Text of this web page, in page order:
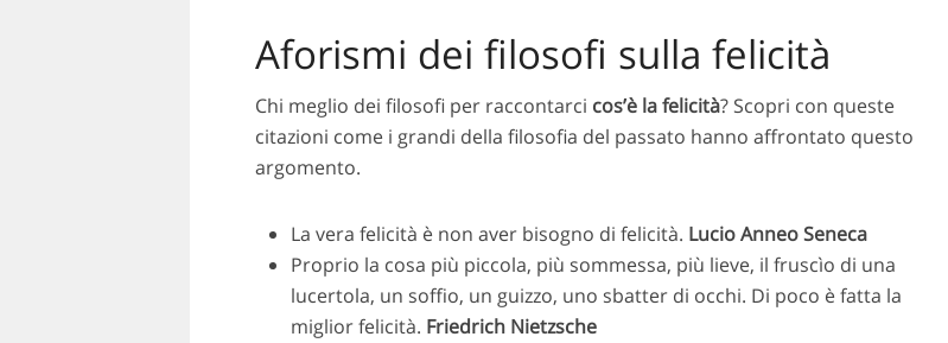
Aforismi dei filosofi sulla felicità
Chi meglio dei filosofi per raccontarci cos’è la felicità? Scopri con queste
citazioni come i grandi della filosofia del passato hanno affrontato questo
argomento.
La vera felicità è non aver bisogno di felicità. Lucio Anneo Seneca
Proprio la cosa più piccola, più sommessa, più lieve, il fruscìo di una
lucertola, un soffio, un guizzo, uno sbatter di occhi. Di poco è fatta la
miglior felicità. Friedrich Nietzsche